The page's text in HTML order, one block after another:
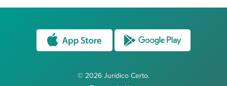
© 2026 Jurídico Certo.